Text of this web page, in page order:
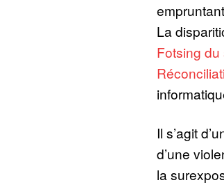
La
Fotsing
Il s’agit
d’une
la